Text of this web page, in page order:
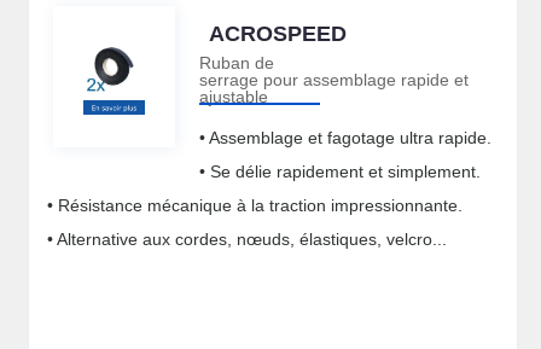
ACROSPEED
Ruban de
serrage pour assemblage rapide et
ajustable
• Assemblage et fagotage ultra rapide.
• Se délie rapidement et simplement.
• Résistance mécanique à la traction impressionnante.
• Alternative aux cordes, nœuds, élastiques, velcro...